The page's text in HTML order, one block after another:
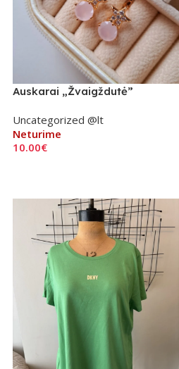
Auskarai „Žvaigždutė”
Uncategorized @lt
Neturime
10.00€